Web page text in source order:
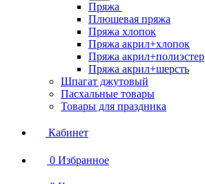
Пряжа
Плюшевая пряжа
Пряжа хлопок
Пряжа акрил+хлопок
Пряжа акрил+полиэстер
Пряжа акрил+шерсть
Шпагат джутовый
Пасхальные товары
Товары для праздника
Кабинет
0 Избранное